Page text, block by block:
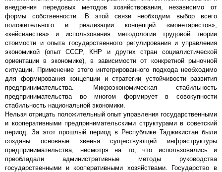
внедрения передовых методов хозяйствования, независимо от
формы собственности. В этой связи необходим выбор всего
положительного и реализации концепций «монетаристов»,
«кейсианства» и использования методологии трудовой теории
стоимости и опыта государственного регулирования и управления
экономикой (опыт СССР, КНР и других стран социалистической
ориентации в экономике), в зависимости от конкретной рыночной
ситуации. Применение этого интегрированного подхода необходимо
для формирования концепции и стратегии устойчивости развития
предпринимательства. Микроэкономическая стабильность
предпринимательства во многом формирует в совокупности
стабильность национальной экономики.
Нельзя отрицать положительный опыт управления государственными
и кооперативными предпринимательскими структурами в советский
период. За этот прошлый период в Республике Таджикистан были
созданы основные звенья существующей инфраструктуры
предпринимательства, несмотря на то, что использовались и
преобладали административные методы руководства
государственными и кооперативными хозяйствами. Государство в